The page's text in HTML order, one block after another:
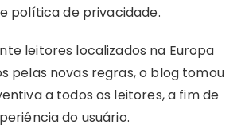
política de privacidade.
leitores localizados na Europa
pelas novas regras, o blog tomou
a todos os leitores, a fim de
do usuário.